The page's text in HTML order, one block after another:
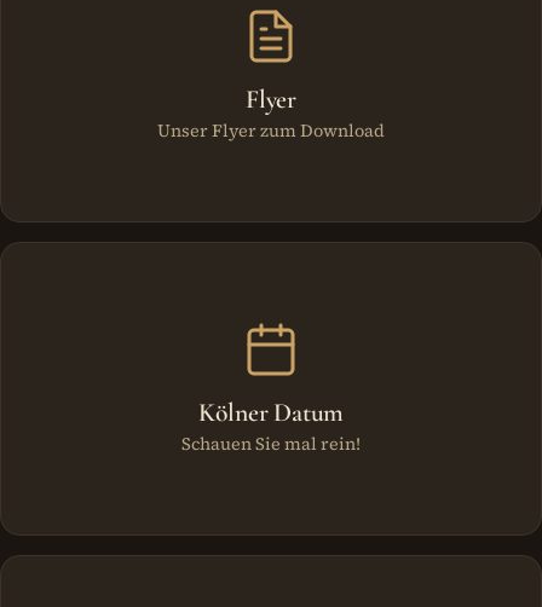
Flyer
Unser Flyer zum Download
Kölner Datum
Schauen Sie mal rein!